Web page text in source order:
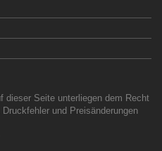
dieser Seite unterliegen dem Recht
und Preisänderungen